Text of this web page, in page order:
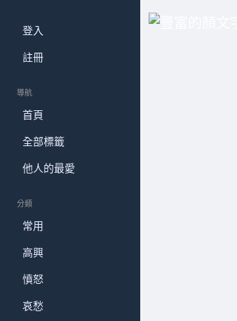
登入
註冊
導航
首頁
全部標籤
他人的最愛
分類
常用
高興
憤怒
哀愁